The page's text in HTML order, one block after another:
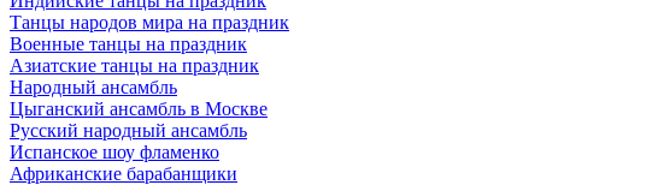
Танцы народов мира на праздник
Военные танцы на праздник
Азиатские танцы на праздник
Народный ансамбль
Цыганский ансамбль в Москве
Русский народный ансамбль
Испанское шоу фламенко
Африканские барабанщики